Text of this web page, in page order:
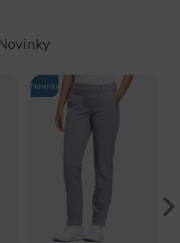
Novinka